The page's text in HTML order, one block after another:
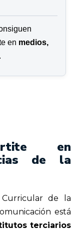
en medios,
en
de la
Curricular de la
está
terciarios